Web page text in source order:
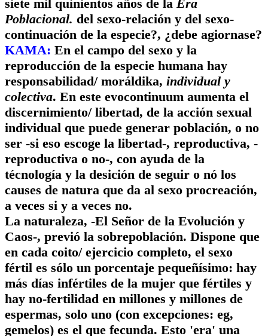
siete mil quinientos años de la Era
Poblacional. del sexo-relación y del sexo-
continuación de la especie?, ¿debe agiornase?
KAMA: En el campo del sexo y la
reproducción de la especie humana hay
responsabilidad/ moráldika, individual y
colectiva. En este evocontinuum aumenta el
discernimiento/ libertad, de la acción sexual
individual que puede generar población, o no
ser -si eso escoge la libertad-, reproductiva, -
reproductiva o no-, con ayuda de la
técnología y la desición de seguir o nó los
causes de natura que da al sexo procreación,
a veces si y a veces no.
La naturaleza, -El Señor de la Evolución y
Caos-, previó la sobrepoblación. Dispone que
en cada coito/ ejercicio completo, el sexo
fértil es sólo un porcentaje pequeñísimo: hay
más días infértiles de la mujer que fértiles y
hay no-fertilidad en millones y millones de
espermas, solo uno (con excepciones: eg,
gemelos) es el que fecunda. Esto 'era' una